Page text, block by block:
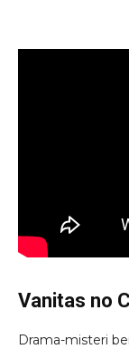
Vanitas no
Drama-misteri